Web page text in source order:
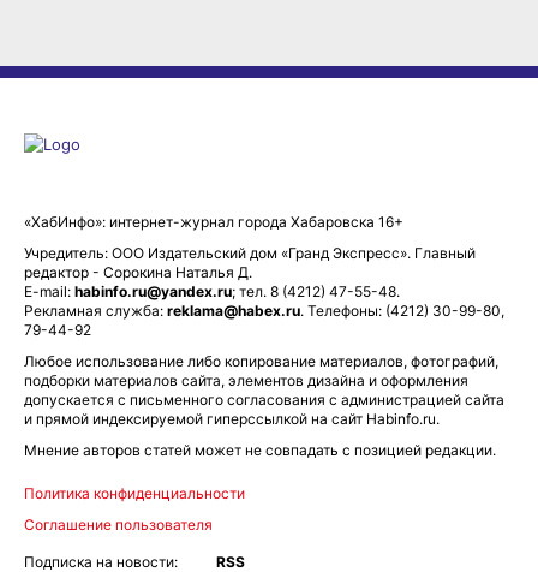
«ХабИнфо»: интернет-журнал города Хабаровска 16+
Учредитель: ООО Издательский дом «Гранд Экспресс». Главный
редактор - Сорокина Наталья Д.
E-mail: habinfo.ru@yandex.ru; тел. 8 (4212) 47-55-48.
Рекламная служба: reklama@habex.ru. Телефоны: (4212) 30-99-80,
79-44-92
Любое использование либо копирование материалов, фотографий,
подборки материалов сайта, элементов дизайна и оформления
допускается с письменного согласования с администрацией сайта
и прямой индексируемой гиперссылкой на сайт Habinfo.ru.
Мнение авторов статей может не совпадать с позицией редакции.
Политика конфиденциальности
Соглашение пользователя
Подписка на новости:
RSS